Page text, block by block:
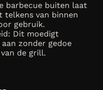
barbecue buiten laat
telkens van binnen
gebruik.
Dit moedigt
aan zonder gedoe
de grill.